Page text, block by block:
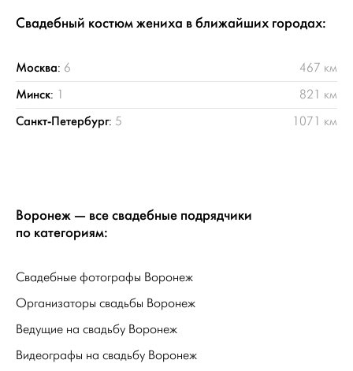
Свадебный костюм жениха в ближайших городах:
Москва: 6 467 км
Минск: 1 821 км
Санкт-Петербург: 5 1071 км
Воронеж — все свадебные подрядчики
по категориям:
Свадебные фотографы Воронеж
Организаторы свадьбы Воронеж
Ведущие на свадьбу Воронеж
Видеографы на свадьбу Воронеж